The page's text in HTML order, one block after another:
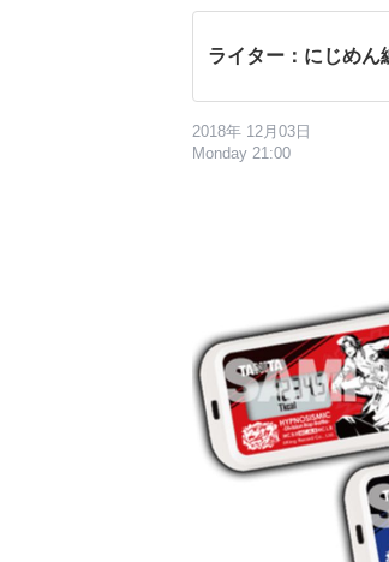
ライター：にじめん
2018年 12月03日
Monday 21:00